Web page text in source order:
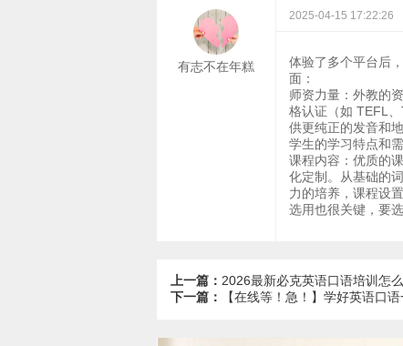
有志不在年糕
2025-04-15 17:22:26
体验了多个平台后
面：
师资力量：外教的
格认证（如 TEFL
供更纯正的发音和
学生的学习特点和需
课程内容：优质的
化定制。从基础的
力的培养，课程设
选用也很关键，要
上一篇： 2026最新必克英语口语培训怎
下一篇：
【在线等！急！】学好英语口